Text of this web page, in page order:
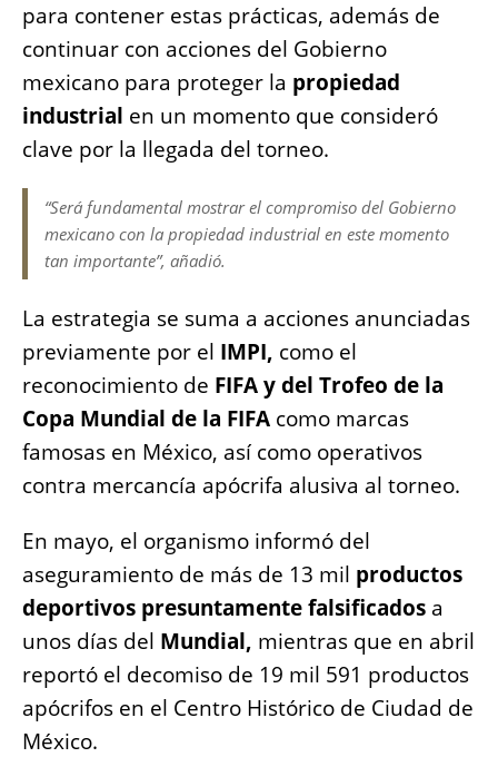
para contener estas prácticas, además de
continuar con acciones del Gobierno
mexicano para proteger la propiedad
industrial en un momento que consideró
clave por la llegada del torneo.
“Será fundamental mostrar el compromiso del Gobierno
mexicano con la propiedad industrial en este momento
tan importante”, añadió.
La estrategia se suma a acciones anunciadas
previamente por el IMPI, como el
reconocimiento de FIFA y del Trofeo de la
Copa Mundial de la FIFA como marcas
famosas en México, así como operativos
contra mercancía apócrifa alusiva al torneo.
En mayo, el organismo informó del
aseguramiento de más de 13 mil productos
deportivos presuntamente falsificados a
unos días del Mundial, mientras que en abril
reportó el decomiso de 19 mil 591 productos
apócrifos en el Centro Histórico de Ciudad de
México.